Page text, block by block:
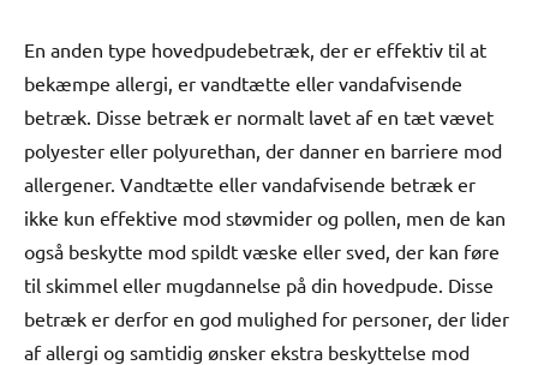
En anden type hovedpudebetræk, der er effektiv til at
bekæmpe allergi, er vandtætte eller vandafvisende
betræk. Disse betræk er normalt lavet af en tæt vævet
polyester eller polyurethan, der danner en barriere mod
allergener. Vandtætte eller vandafvisende betræk er
ikke kun effektive mod støvmider og pollen, men de kan
også beskytte mod spildt væske eller sved, der kan føre
til skimmel eller mugdannelse på din hovedpude. Disse
betræk er derfor en god mulighed for personer, der lider
af allergi og samtidig ønsker ekstra beskyttelse mod